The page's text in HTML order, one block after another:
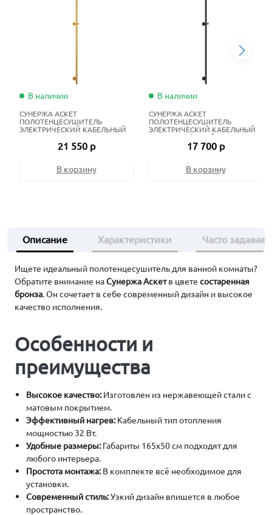
В наличии
СУНЕРЖА АСКЕТ
ПОЛОТЕНЦЕСУШИТЕЛЬ
ЭЛЕКТРИЧЕСКИЙ КАБЕЛЬНЫЙ
21 550 р
В корзину
В наличии
СУНЕРЖА АСКЕТ
ПОЛОТЕНЦЕСУШИТЕЛЬ
ЭЛЕКТРИЧЕСКИЙ КАБЕЛЬНЫЙ
165Х2 СМ ТЁМНЫЙ ТИТАН МУАР
17 700 р
В корзину
Описание Характеристики Часто
Ищете идеальный полотенцесушитель для ванной комнаты?
Обратите внимание наСунержа Аскетв цвете состаренная
бронза. Он сочетает в себе современный дизайн и высокое
качество исполнения.
Особенности и
преимущества
Высокое качество:Изготовлен из нержавеющей стали с
матовым покрытием.
Эффективный нагрев:Кабельный тип отопления
мощностью 32 Вт.
Удобные размеры:Габариты 165х50 см подходят для
любого интерьера.
Простота монтажа:В комплекте всё необходимое для
установки.
Современный стиль:Узкий дизайн впишется в любое
пространство.